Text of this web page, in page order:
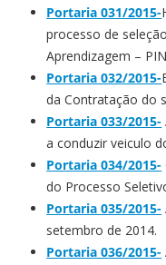
Portaria 031/2015-
processo de
Aprendizagem –
Portaria 032/2015-
da Contratação do
Portaria 033/2015-
a conduzir veiculo
Portaria 034/2015-
do Processo
Portaria 035/2015-
setembro de 2014.
Portaria 036/2015-